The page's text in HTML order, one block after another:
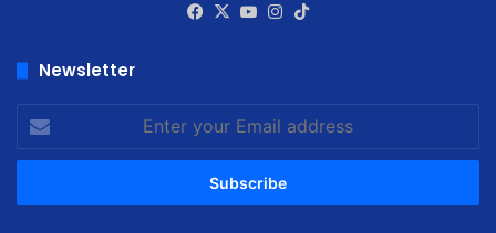
Facebook
X YouTubeInstagram
Newsletter
Enter
your
Email